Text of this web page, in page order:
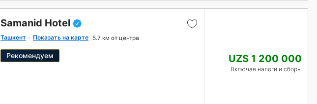
Samanid Hotel
Ташкент Показать на карте 5.7 км от центра
Рекомендуем UZS 1 200 000
Включая налоги и сборы